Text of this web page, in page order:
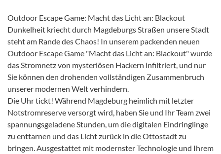
Outdoor Escape Game: Macht das Licht an: Blackout
Dunkelheit kriecht durch Magdeburgs Straßen unsere Stadt
steht am Rande des Chaos! In unserem packenden neuen
Outdoor Escape Game "Macht das Licht an: Blackout" wurde
das Stromnetz von mysteriösen Hackern infiltriert, und nur
Sie können den drohenden vollständigen Zusammenbruch
unserer modernen Welt verhindern.
Die Uhr tickt! Während Magdeburg heimlich mit letzter
Notstromreserve versorgt wird, haben Sie und Ihr Team zwei
spannungsgeladene Stunden, um die digitalen Eindringlinge
zu enttarnen und das Licht zurück in die Ottostadt zu
bringen. Ausgestattet mit modernster Technologie und Ihrem